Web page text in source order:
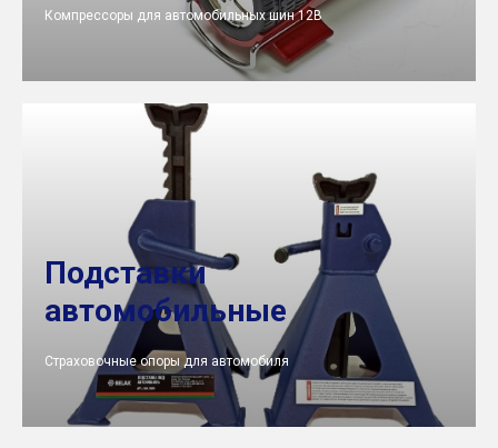
Компрессоры для автомобильных шин 12В
Подставки
автомобильные
Страховочные опоры для автомобиля